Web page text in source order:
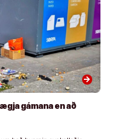
arrow_forward
gámana en að